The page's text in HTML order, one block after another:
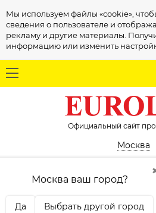
Мы используем файлы «cookie»,
сведения о пользователе и
рекламу и другие материалы.
информацию или изменить
Официальный сайт
Москва
Москва ваш город?
Да Выбрать другой город
КАТАЛОГ
Генераторы Бензиновый